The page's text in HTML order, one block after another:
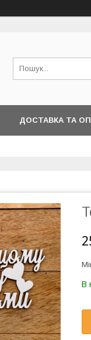
ДОСТАВКА ТА
В